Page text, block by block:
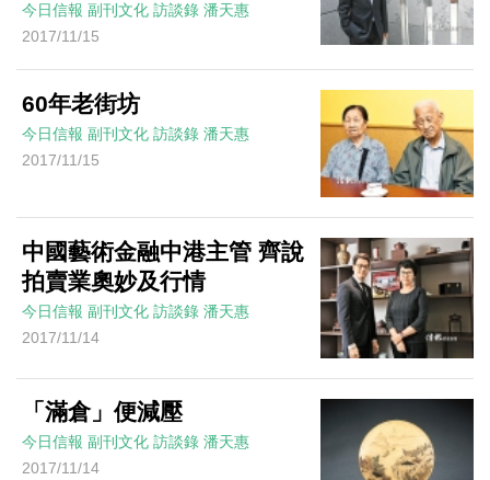
今日信報 副刊文化 訪談錄 潘天惠
2017/11/15
60年老街坊
今日信報 副刊文化 訪談錄 潘天惠
2017/11/15
中國藝術金融中港主管 齊說
拍賣業奧妙及行情
今日信報 副刊文化 訪談錄 潘天惠
2017/11/14
「滿倉」便減壓
今日信報 副刊文化 訪談錄 潘天惠
2017/11/14